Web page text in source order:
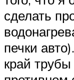
сделать
печки
край